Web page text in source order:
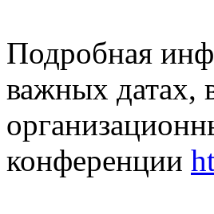
Подробная
важных датах,
конференции